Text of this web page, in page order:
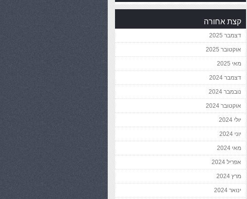
קצת אחורה
דצמבר 2025
אוקטובר 2025
מאי 2025
דצמבר 2024
נובמבר 2024
אוקטובר 2024
יולי 2024
יוני 2024
מאי 2024
אפריל 2024
מרץ 2024
ינואר 2024